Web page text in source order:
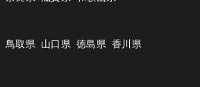
鳥取県 山口県 徳島県 香川県